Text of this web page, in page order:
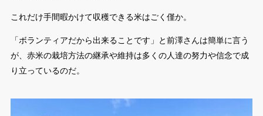
これだけ手間暇かけて収穫できる米はごく僅か。
「ボランティアだから出来ることです」と前澤さんは簡単に言う
が、赤米の栽培方法の継承や維持は多くの人達の努力や信念で成
り立っているのだ。